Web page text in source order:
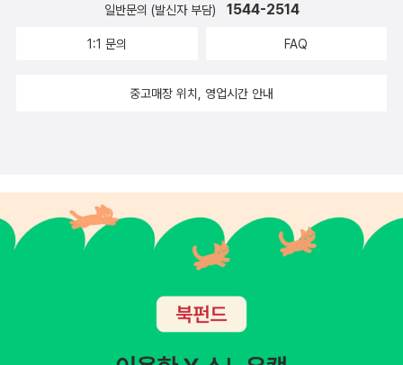
일반문의 (발신자 부담) 1544-2514
1:1 문의 FAQ
중고매장 위치, 영업시간 안내